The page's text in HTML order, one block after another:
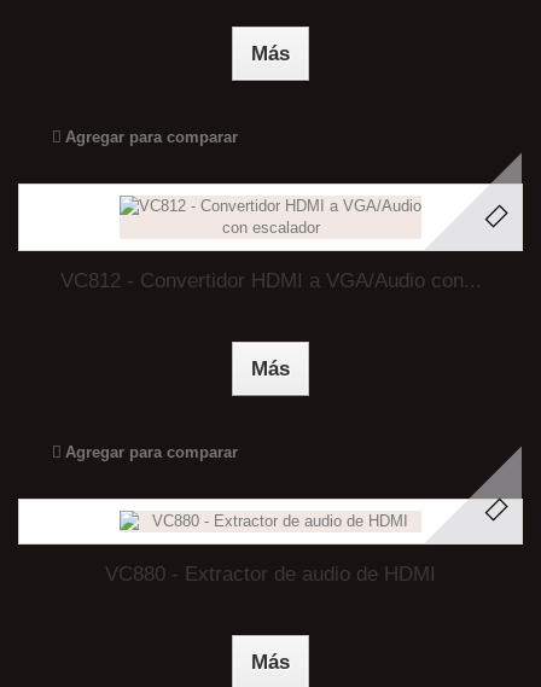
Más
Agregar para comparar
VC812 - Convertidor HDMI a VGA/Audio con...
Más
Agregar para comparar
VC880 - Extractor de audio de HDMI
Más